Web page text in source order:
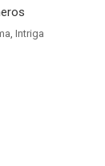
, Intriga